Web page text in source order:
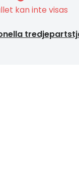
kan inte visas